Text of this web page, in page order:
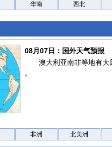
华南 西北
08月07日：国外天气预报
澳大利亚南非等地有大
。
非洲 北美洲